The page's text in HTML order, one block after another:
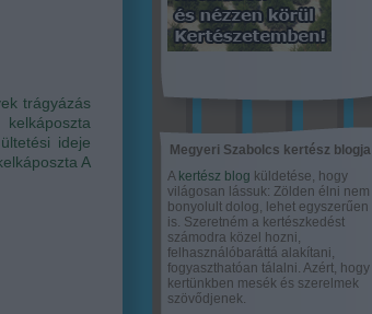
trágyázás
kelkáposzta
ideje
A
Megyeri Szabolcs kertész blogja
A kertész blog küldetése, hogy
világosan lássuk: Zölden élni nem
bonyolult dolog, lehet egyszerűen
is. Szeretném a kertészkedést
számodra közel hozni,
felhasználóbaráttá alakítani,
fogyaszthatóan tálalni. Azért, hogy
kertünkben mesék és szerelmek
szövődjenek.